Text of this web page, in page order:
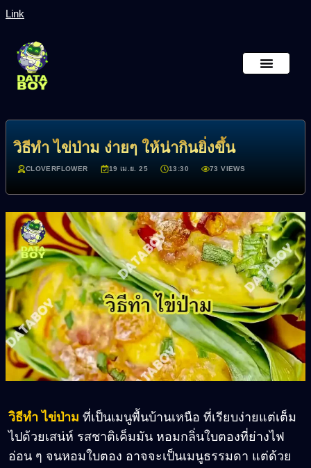
Link
วิธีทำ ไข่ป่าม ง่ายๆ ให้น่ากินยิ่งขึ้น
CLOVERFLOWER 19 เม.ย. 25 13:30 73 VIEWS
วิธีทำ ไข่ป่าม ที่เป็นเมนูพื้นบ้านเหนือ ที่เรียบง่ายแต่เต็ม
ไปด้วยเสน่ห์ รสชาติเค็มมัน หอมกลิ่นใบตองที่ย่างไฟ
อ่อน ๆ จนหอมใบตอง อาจจะเป็นเมนูธรรมดา แต่ด้วย